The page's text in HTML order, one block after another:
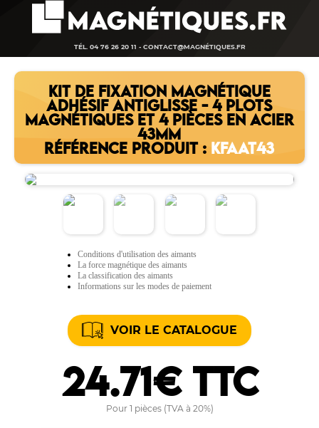
TÉL. 04 76 26 20 11 - CONTACT@MAGNÉTIQUES.FR
KIT DE FIXATION MAGNÉTIQUE
ADHÉSIF ANTIGLISSE - 4 PLOTS
MAGNÉTIQUES ET 4 PIÈCES EN ACIER
43MM
RÉFÉRENCE PRODUIT : KFAAT43
Conditions d'utilisation des aimants
La force magnétique des aimants
La classification des aimants
Informations sur les modes de paiement
VOIR LE CATALOGUE
24.71€ TTC
Pour 1 pièces (TVA à 20%)